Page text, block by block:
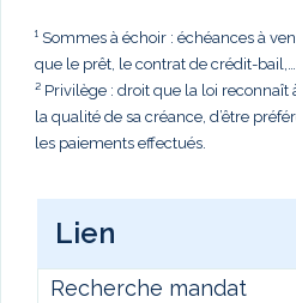
¹ Sommes à échoir : échéances à
que le prêt, le contrat de crédit-bail,…
² Privilège : droit que la loi reconnaît
la qualité de sa créance, d’être
les paiements effectués.
Lien
Recherche mandat